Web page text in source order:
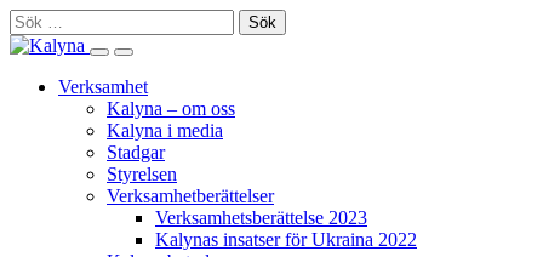
Skip
to
content
Sök
efter:
Search
site
Primary
Menu
Verksamhet
Kalyna – om oss
Kalyna i media
Stadgar
Styrelsen
Verksamhetberättelser
Verksamhetsberättelse 2023
Kalynas insatser för Ukraina 2022